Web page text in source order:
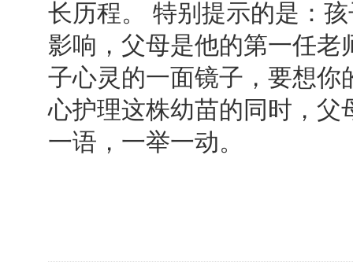
长历程。 特别提示的是：
影响，父母是他的第一任
子心灵的一面镜子，要想
心护理这株幼苗的同时，
一语，一举一动。